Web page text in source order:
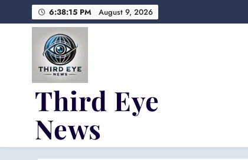
to
6:38:16 PM August 9, 2026
Third Eye
News